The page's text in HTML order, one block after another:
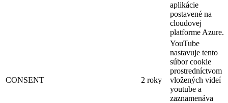
aplikácie
postavené na
cloudovej
platforme Azure.
CONSENT 2 roky
YouTube
nastavuje tento
súbor cookie
prostredníctvom
vložených videí
youtube a
zaznamenáva